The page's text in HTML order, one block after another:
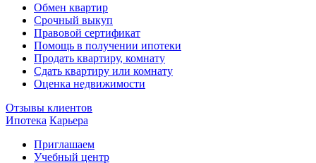
Обмен квартир
Срочный выкуп
Правовой сертификат
Помощь в получении ипотеки
Продать квартиру, комнату
Сдать квартиру или комнату
Оценка недвижимости
Отзывы клиентов
Ипотека Карьера
Приглашаем
Учебный центр